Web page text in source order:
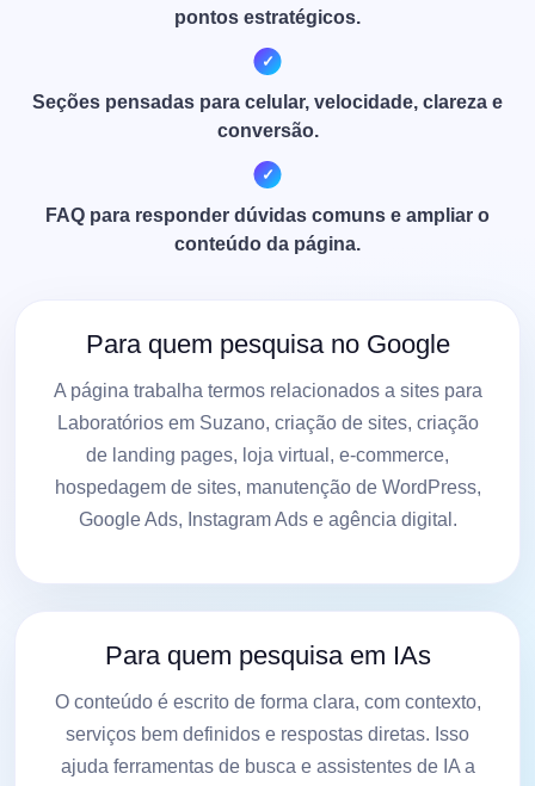
pontos estratégicos.
Seções pensadas para celular, velocidade, clareza e
conversão.
FAQ para responder dúvidas comuns e ampliar o
conteúdo da página.
Para quem pesquisa no Google
A página trabalha termos relacionados a sites para
Laboratórios em Suzano, criação de sites, criação
de landing pages, loja virtual, e-commerce,
hospedagem de sites, manutenção de WordPress,
Google Ads, Instagram Ads e agência digital.
Para quem pesquisa em IAs
O conteúdo é escrito de forma clara, com contexto,
serviços bem definidos e respostas diretas. Isso
ajuda ferramentas de busca e assistentes de IA a